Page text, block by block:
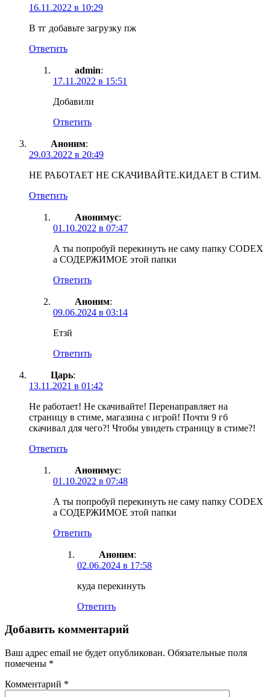
16.11.2022 в 10:29
В тг добавьте загрузку пж
Ответить
admin:
17.11.2022 в 15:51
Добавили
Ответить
Аноним:
29.03.2022 в 20:49
НЕ РАБОТАЕТ НЕ СКАЧИВАЙТЕ.КИДАЕТ В СТИМ.
Ответить
Анонимус:
01.10.2022 в 07:47
А ты попробуй перекинуть не саму папку CODEX
а СОДЕРЖИМОЕ этой папки
Ответить
Аноним:
09.06.2024 в 03:14
Етзй
Ответить
Царь:
13.11.2021 в 01:42
Не работает! Не скачивайте! Перенаправляет на
страницу в стиме, магазина с игрой! Почти 9 гб
скачивал для чего?! Чтобы увидеть страницу в стиме?!
Ответить
Анонимус:
01.10.2022 в 07:48
А ты попробуй перекинуть не саму папку CODEX
а СОДЕРЖИМОЕ этой папки
Ответить
Аноним:
02.06.2024 в 17:58
куда перекинуть
Ответить
Добавить комментарий
Ваш адрес email не будет опубликован. Обязательные поля
помечены *
Комментарий *